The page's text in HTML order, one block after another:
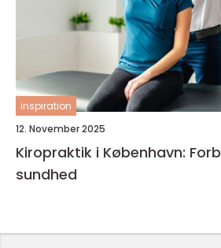
inspiration
12. November 2025
Kiropraktik i København:
sundhed